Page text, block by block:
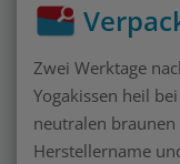
Zwei Werktage
Yogakissen heil
neutralen
Herstellername